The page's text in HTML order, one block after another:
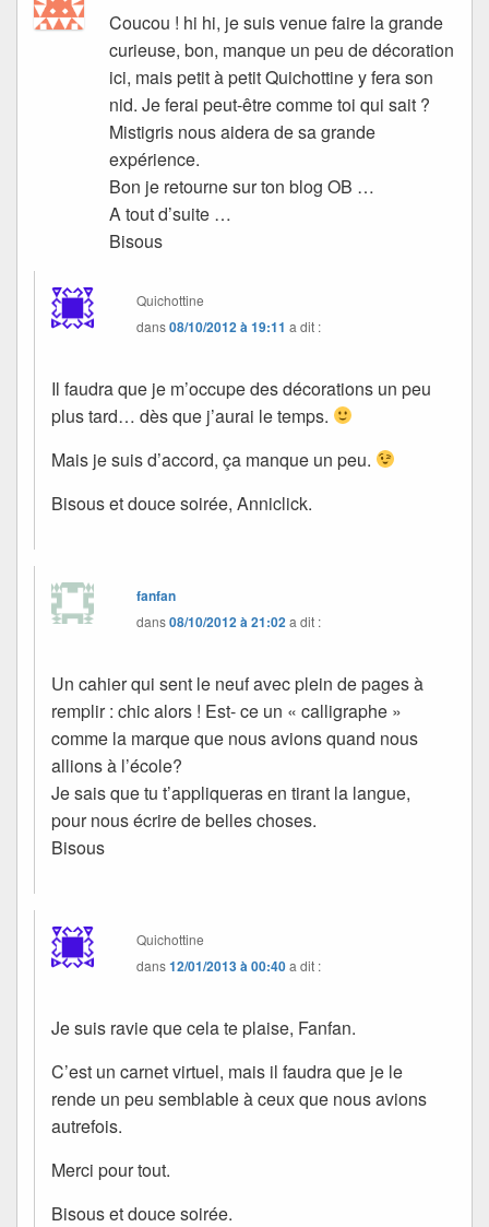
Coucou ! hi hi, je suis venue faire la grande
curieuse, bon, manque un peu de décoration
ici, mais petit à petit Quichottine y fera son
nid. Je ferai peut-être comme toi qui sait ?
Mistigris nous aidera de sa grande
expérience.
Bon je retourne sur ton blog OB …
A tout d’suite …
Bisous
Quichottine
dans08/10/2012 à 19:11 a dit :
Il faudra que je m’occupe des décorations un peu
plus tard… dès que j’aurai le temps.
Mais je suis d’accord, ça manque un peu.
Bisous et douce soirée, Anniclick.
fanfan
dans08/10/2012 à 21:02 a dit :
Un cahier qui sent le neuf avec plein de pages à
remplir : chic alors ! Est- ce un « calligraphe »
comme la marque que nous avions quand nous
allions à l’école?
Je sais que tu t’appliqueras en tirant la langue,
pour nous écrire de belles choses.
Bisous
Quichottine
dans12/01/2013 à 00:40a dit :
Je suis ravie que cela te plaise, Fanfan.
C’est un carnet virtuel, mais il faudra que je le
rende un peu semblable à ceux que nous avions
autrefois.
Merci pour tout.
Bisous et douce soirée.